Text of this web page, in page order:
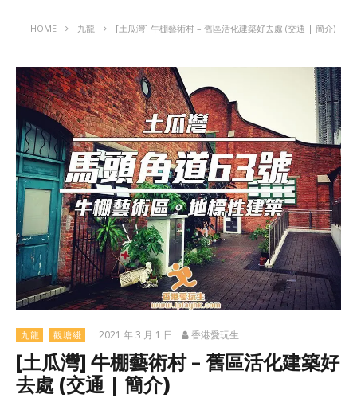
HOME 九龍 [土瓜灣] 牛棚藝術村 – 舊區活化建築好去處 (交通 | 簡介)
九龍 觀塘綫 2021 年 3 月 1 日 香港愛玩生
[土瓜灣] 牛棚藝術村 – 舊區活化建築好
去處 (交通 | 簡介)